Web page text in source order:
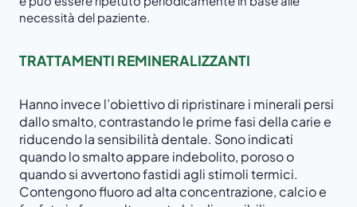
necessità del paziente.
TRATTAMENTI REMINERALIZZANTI
Hanno invece l’obiettivo di ripristinare i minerali persi
dallo smalto, contrastando le prime fasi della carie e
riducendo la sensibilità dentale. Sono indicati
quando lo smalto appare indebolito, poroso o
quando si avvertono fastidi agli stimoli termici.
Contengono fluoro ad alta concentrazione, calcio e